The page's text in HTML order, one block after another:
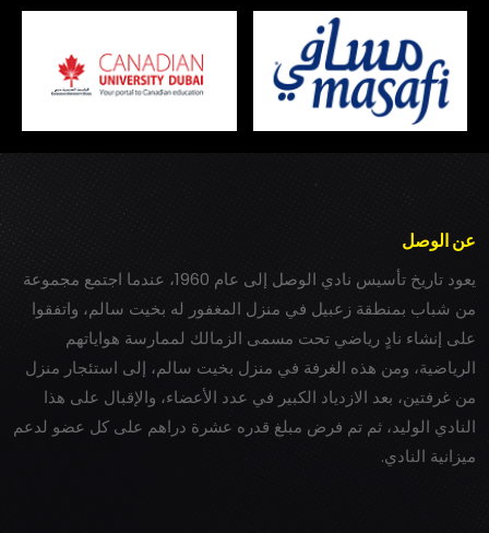
عن الوصل
يعود تاريخ تأسيس نادي الوصل إلى عام 1960، عندما اجتمع مجموعة
من شباب بمنطقة زعبيل في منزل المغفور له بخيت سالم، واتفقوا
على إنشاء نادٍ رياضي تحت مسمى الزمالك لممارسة هواياتهم
الرياضية، ومن هذه الغرفة في منزل بخيت سالم، إلى استئجار منزل
من غرفتين، بعد الازدياد الكبير في عدد الأعضاء، والإقبال على هذا
النادي الوليد، ثم تم فرض مبلغ قدره عشرة دراهم على كل عضو لدعم
ميزانية النادي.